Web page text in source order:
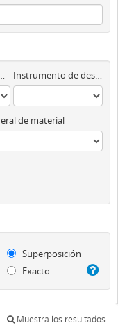
Instrumento de descripción
de material
Superposición
Exacto
Muestra los resultados